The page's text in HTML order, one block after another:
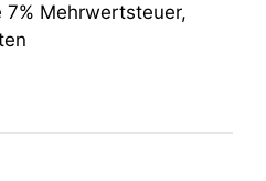
7% Mehrwertsteuer,